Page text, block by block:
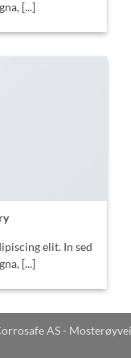
[...]
elit. In sed
[...]
AS -